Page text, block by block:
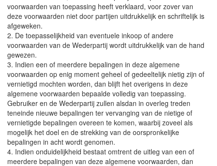
voorwaarden van toepassing heeft verklaard, voor zover van
deze voorwaarden niet door partijen uitdrukkelijk en schriftelijk is
afgeweken.
2. De toepasselijkheid van eventuele inkoop of andere
voorwaarden van de Wederpartij wordt uitdrukkelijk van de hand
gewezen.
3. Indien een of meerdere bepalingen in deze algemene
voorwaarden op enig moment geheel of gedeeltelijk nietig zijn of
vernietigd mochten worden, dan blijft het overigens in deze
algemene voorwaarden bepaalde volledig van toepassing.
Gebruiker en de Wederpartij zullen alsdan in overleg treden
teneinde nieuwe bepalingen ter vervanging van de nietige of
vernietigde bepalingen overeen te komen, waarbij zoveel als
mogelijk het doel en de strekking van de oorspronkelijke
bepalingen in acht wordt genomen.
4. Indien onduidelijkheid bestaat omtrent de uitleg van een of
meerdere bepalingen van deze algemene voorwaarden, dan